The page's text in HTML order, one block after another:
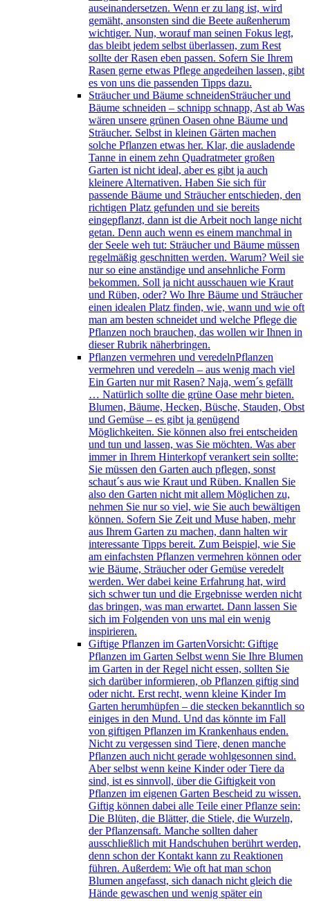
auseinandersetzen. Wenn er zu lang ist, wird
gemäht, ansonsten sind die Beete außenherum
wichtiger. Nun, worauf man seinen Fokus legt,
das bleibt jedem selbst überlassen, zum Rest
sollte der Rasen eben passen. Sofern Sie Ihrem
Rasen gerne etwas Pflege angedeihen lassen, gibt
es von uns die passenden Tipps dazu.
Sträucher und Bäume schneidenSträucher und
Bäume schneiden – schnipp schnapp, Ast ab Was
wären unsere grünen Oasen ohne Bäume und
Sträucher. Selbst in kleinen Gärten machen
solche Pflanzen etwas her. Klar, die ausladende
Tanne in einem zehn Quadratmeter großen
Garten ist nicht ideal, aber es gibt ja auch
kleinere Alternativen. Haben Sie sich für
passende Bäume und Sträucher entschieden, den
richtigen Platz gefunden und sie bereits
eingepflanzt, dann ist die Arbeit noch lange nicht
getan. Denn auch wenn es einem manchmal in
der Seele weh tut: Sträucher und Bäume müssen
regelmäßig geschnitten werden. Warum? Weil sie
nur so eine anständige und ansehnliche Form
bekommen. Soll ja nicht ausschauen wie Kraut
und Rüben, oder? Wo Ihre Bäume und Sträucher
einen idealen Platz finden, wie, wann und wie oft
man am besten schneidet und welche Pflege die
Pflanzen noch brauchen, das wollen wir Ihnen in
dieser Rubrik näherbringen.
Pflanzen vermehren und veredelnPflanzen
vermehren und veredeln – aus wenig mach viel
Ein Garten nur mit Rasen? Naja, wem´s gefällt
… Natürlich sollte die grüne Oase mehr bieten.
Blumen, Bäume, Hecken, Büsche, Stauden, Obst
und Gemüse – es gibt ja genügend
Möglichkeiten. Sie können also frei entscheiden
und tun und lassen, was Sie möchten. Was aber
immer in Ihrem Hinterkopf verankert sein sollte:
Sie müssen den Garten auch pflegen, sonst
schaut´s aus wie Kraut und Rüben. Knallen Sie
also den Garten nicht mit allem Möglichen zu,
nehmen Sie nur so viel, wie Sie auch bewältigen
können. Sofern Sie Zeit und Muse haben, mehr
aus Ihrem Garten zu machen, dann halten wir
interessante Tipps bereit. Zum Beispiel, wie Sie
am einfachsten Pflanzen vermehren können oder
wie Bäume, Sträucher oder Gemüse veredelt
werden. Wer dabei keine Erfahrung hat, wird
sich schwer tun und die Ergebnisse werden nicht
das bringen, was man erwartet. Dann lassen Sie
sich im Folgenden von uns mal ein wenig
inspirieren.
Giftige Pflanzen im GartenVorsicht: Giftige
Pflanzen im Garten Selbst wenn Sie Ihre Blumen
im Garten in der Regel nicht essen, sollten Sie
sich darüber informieren, ob Pflanzen giftig sind
oder nicht. Erst recht, wenn kleine Kinder Im
Garten herumhüpfen – die stecken bekanntlich so
einiges in den Mund. Und das könnte im Fall
von giftigen Pflanzen im Krankenhaus enden.
Nicht zu vergessen sind Tiere, denen manche
Pflanzen auch nicht gerade wohlgesonnen sind.
Aber selbst wenn keine Kinder oder Tiere da
sind, ist es sinnvoll, über die Giftigkeit von
Pflanzen im eigenen Garten Bescheid zu wissen.
Giftig können dabei alle Teile einer Pflanze sein:
Die Blüten, die Blätter, die Stiele, die Wurzeln,
der Pflanzensaft. Manche sollten daher
ausschließlich mit Handschuhen berührt werden,
denn schon der Kontakt kann zu Reaktionen
führen. Außerdem: Wie oft hat man schon
Blumen angefasst, sich danach nicht gleich die
Hände gewaschen und wenig später ein